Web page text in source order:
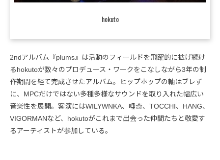
hokuto
2ndアルバム『plums』は活動のフィールドを飛躍的に拡げ続け
るhokutoが数々のプロデュース・ワークをこなしながら3年の制
作期間を経て完成させたアルバム。ヒップホップの軸はブレず
に、MPCだけではない多種多様なサウンドを取り入れた幅広い
音楽性を展開。客演にはWILYWNKA、唾奇、TOCCHI、HANG、
VIGORMANなど、hokutoがこれまで出会った仲間たちと敬愛す
るアーティストが参加している。